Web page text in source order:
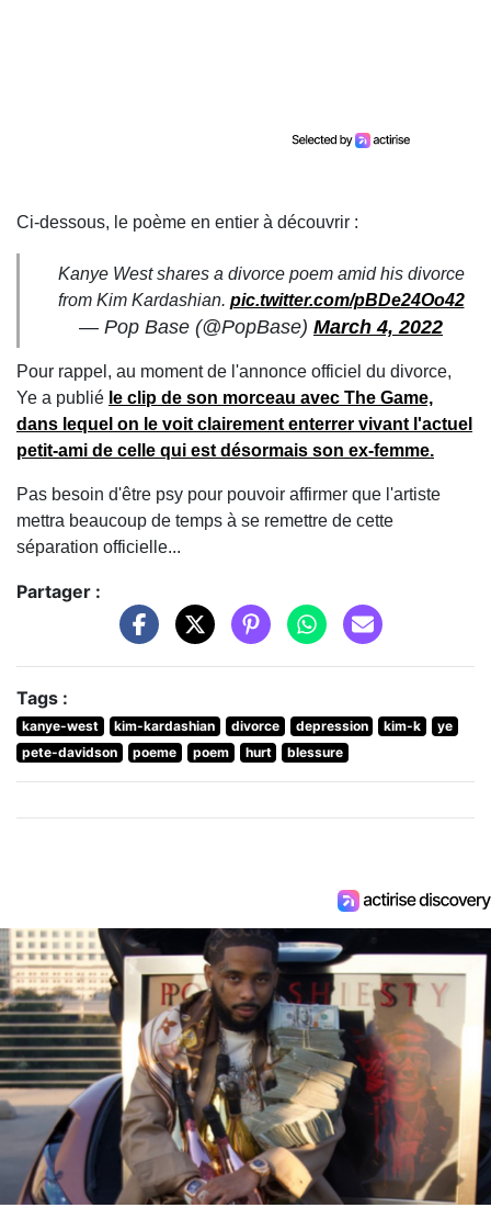
Ci-dessous, le poème en entier à découvrir :
Kanye West shares a divorce poem amid his divorce
from Kim Kardashian. pic.twitter.com/pBDe24Oo42
— Pop Base (@PopBase) March 4, 2022
Pour rappel, au moment de l'annonce officiel du divorce,
Ye a publié le clip de son morceau avec The Game,
dans lequel on le voit clairement enterrer vivant l'actuel
petit-ami de celle qui est désormais son ex-femme.
Pas besoin d'être psy pour pouvoir affirmer que l'artiste
mettra beaucoup de temps à se remettre de cette
séparation officielle...
Partager :
Tags :
kanye-west kim-kardashian divorce depression kim-k
ye
pete-davidson
poeme poem hurt blessure